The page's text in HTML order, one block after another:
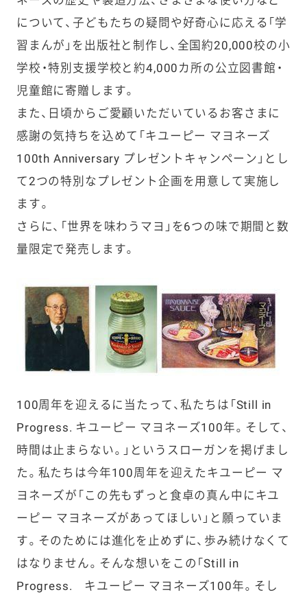
について、子どもたちの疑問や好奇心に応える「学
習まんが」を出版社と制作し、全国約20,000校の小
学校・特別支援学校と約4,000カ所の公立図書館・
児童館に寄贈します。
また、日頃からご愛顧いただいているお客さまに
感謝の気持ちを込めて「キユーピー マヨネーズ
100th Anniversary プレゼントキャンペーン」とし
て2つの特別なプレゼント企画を用意して実施し
ます。
さらに、「世界を味わうマヨ」を6つの味で期間と数
量限定で発売します。
100周年を迎えるに当たって、私たちは「Still in
Progress. キユーピー マヨネーズ100年。そして、
時間は止まらない。」というスローガンを掲げまし
た。私たちは今年100周年を迎えたキユーピー マ
ヨネーズが「この先もずっと食卓の真ん中にキユ
ーピー マヨネーズがあってほしい」と願っていま
す。そのためには進化を止めずに、歩み続けなくて
はなりません。そんな想いをこの「Still in
Progress. キユーピー マヨネーズ100年。そし